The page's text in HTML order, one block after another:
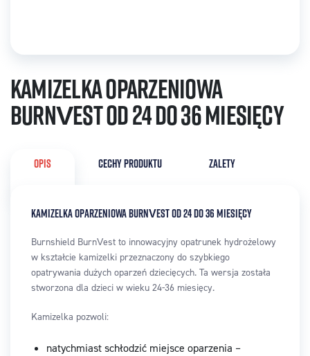
Kamizelka oparzeniowa
BurnVest od 24 do 36 miesięcy
OPIS CECHY PRODUKTU ZALETY
KAMIZELKA OPARZENIOWA BURNVEST OD 24 DO 36 MIESIĘCY
Burnshield BurnVest to innowacyjny opatrunek hydrożelowy
w kształcie kamizelki przeznaczony do szybkiego
opatrywania dużych oparzeń dziecięcych. Ta wersja została
stworzona dla dzieci w wieku 24-36 miesięcy.
Kamizelka pozwoli:
natychmiast schłodzić miejsce oparzenia –